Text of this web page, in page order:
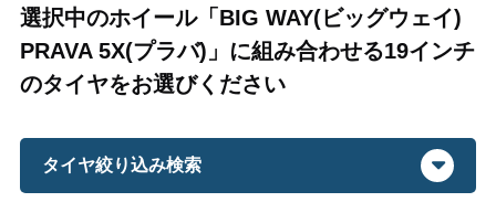
選択中のホイール「BIG WAY(ビッグウェイ)
PRAVA 5X(プラバ)」に組み合わせる19インチ
のタイヤをお選びください
タイヤ絞り込み検索